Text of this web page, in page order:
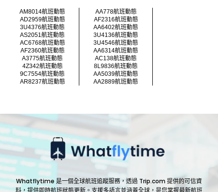
AM8014航班動態
AA778航班動態
AD2959航班動態
AF2316航班動態
3U4376航班動態
AA6402航班動態
AS2051航班動態
3U4136航班動態
AC6768航班動態
3U4546航班動態
AF2360航班動態
AA6314航班動態
A3775航班動態
AC138航班動態
4Z342航班動態
8L9836航班動態
9C7554航班動態
AA5039航班動態
AR8237航班動態
AA2889航班動態
Whatflytime 是一個全球航班追蹤服務，透過 Trip.com 提供的可信資
料，提供即時航班狀態更新。支援多語言並涵蓋全球，是您掌握最新航班